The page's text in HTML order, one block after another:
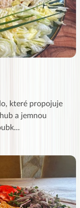
které propojuje
a jemnou
...